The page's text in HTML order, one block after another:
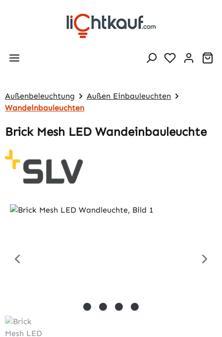
Zum Hauptinhalt springen
Außenbeleuchtung
Außen Einbauleuchten
Wandeinbauleuchten
Brick Mesh LED Wandeinbauleuchte
Bildergalerie überspringen